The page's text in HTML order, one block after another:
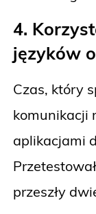
4.
języków
Czas, który
komunikacji
aplikacjami
przeszły